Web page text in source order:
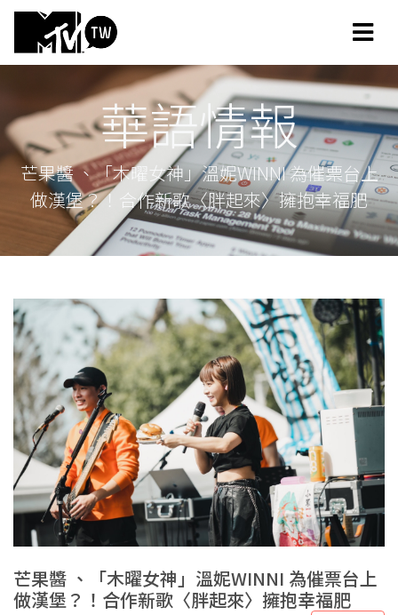
華語情報
芒果醬 、「木曜女神」溫妮WINNI 為催票台上
做漢堡？！合作新歌〈胖起來〉擁抱幸福肥
芒果醬 、「木曜女神」溫妮WINNI 為催票台上
做漢堡？！合作新歌〈胖起來〉擁抱幸福肥